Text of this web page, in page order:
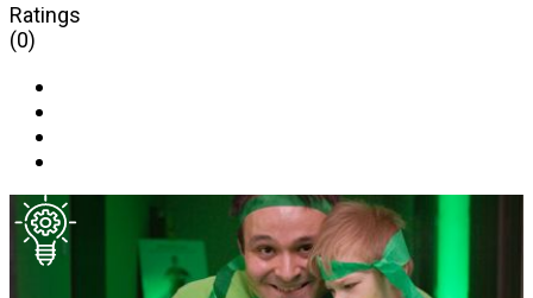
Ratings
(0)